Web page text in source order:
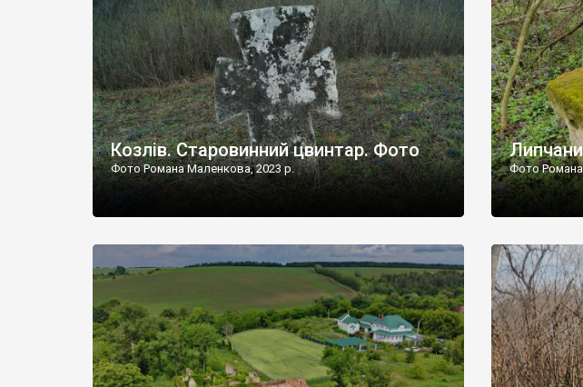
Козлів. Старовинний цвинтар. Фото
Фото Романа Маленкова, 2023 р. Фото